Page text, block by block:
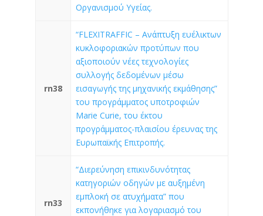
Οργανισμού Υγείας.
rn38
“FLEXITRAFFIC – Ανάπτυξη ευέλικτων
κυκλοφοριακών προτύπων που
αξιοποιούν νέες τεχνολογίες
συλλογής δεδομένων μέσω
εισαγωγής της μηχανικής εκμάθησης”
του προγράμματος υποτροφιών
Marie Curie, του έκτου
προγράμματος-πλαισίου έρευνας της
Ευρωπαϊκής Επιτροπής.
rn33
“Διερεύνηση επικινδυνότητας
κατηγοριών οδηγών με αυξημένη
εμπλοκή σε ατυχήματα” που
εκπονήθηκε για λογαριασμό του